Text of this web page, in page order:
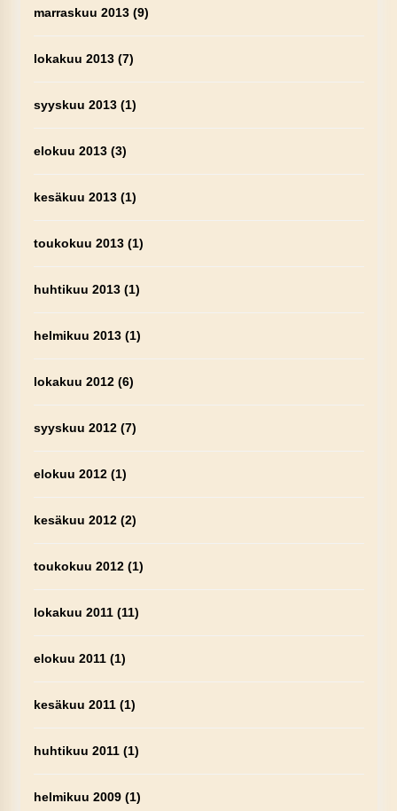
marraskuu 2013(9)
lokakuu 2013(7)
syyskuu 2013(1)
elokuu 2013(3)
kesäkuu 2013(1)
toukokuu 2013(1)
huhtikuu 2013(1)
helmikuu 2013(1)
lokakuu 2012(6)
syyskuu 2012(7)
elokuu 2012(1)
kesäkuu 2012(2)
toukokuu 2012(1)
lokakuu 2011(11)
elokuu 2011(1)
kesäkuu 2011(1)
huhtikuu 2011(1)
helmikuu 2009(1)